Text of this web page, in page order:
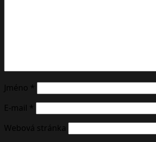
Jméno *
E-mail *
Webová stránka